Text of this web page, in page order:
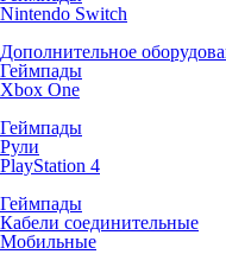
Nintendo Switch
Дополнительное
Геймпады
Xbox One
Геймпады
Рули
PlayStation 4
Геймпады
Кабели соединительные
Мобильные